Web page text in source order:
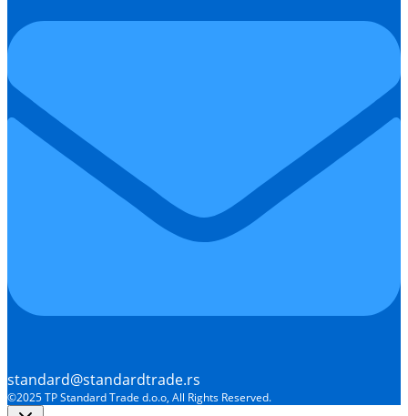
standard@standardtrade.rs
©2025 TP Standard Trade d.o.o, All Rights Reserved.